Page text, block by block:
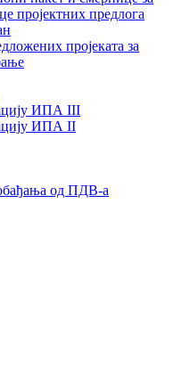
пројектних предлога
пројеката за
ИПА III
ИПА II
од ПДВ-а